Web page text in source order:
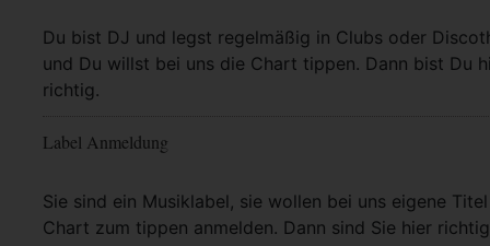
Du bist DJ und legst regelmäßig in Clubs oder
und Du willst bei uns die Chart tippen. Dann bist Du
richtig.
Label Anmeldung
Sie sind ein Musiklabel, sie wollen bei uns eigene
Chart zum tippen anmelden. Dann sind Sie hier
Mehr Info